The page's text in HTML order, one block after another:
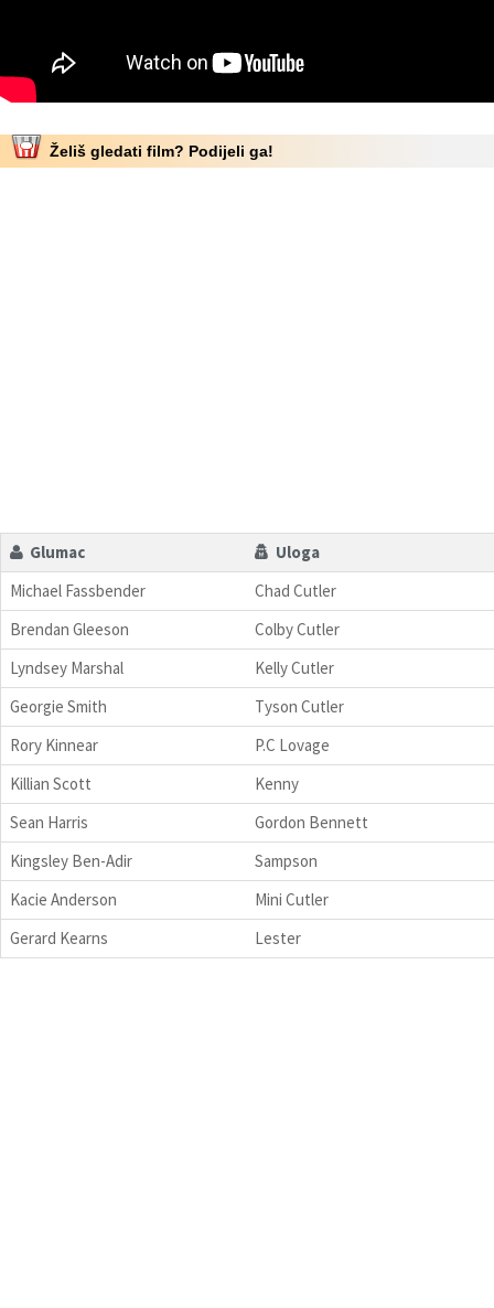
Želiš gledati film? Podijeli ga!
Glumac
Uloga
Michael Fassbender
Chad Cutler
Brendan Gleeson
Colby Cutler
Lyndsey Marshal
Kelly Cutler
Georgie Smith
Tyson Cutler
Rory Kinnear
P.C Lovage
Killian Scott
Kenny
Sean Harris
Gordon Bennett
Kingsley Ben-Adir
Sampson
Kacie Anderson
Mini Cutler
Gerard Kearns
Lester